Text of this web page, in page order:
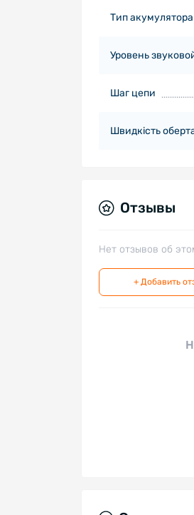
Тип акумулятора
Уровень
Шаг цепи
Швидкість
Отзывы
Нет отзывов об
+ Добавить